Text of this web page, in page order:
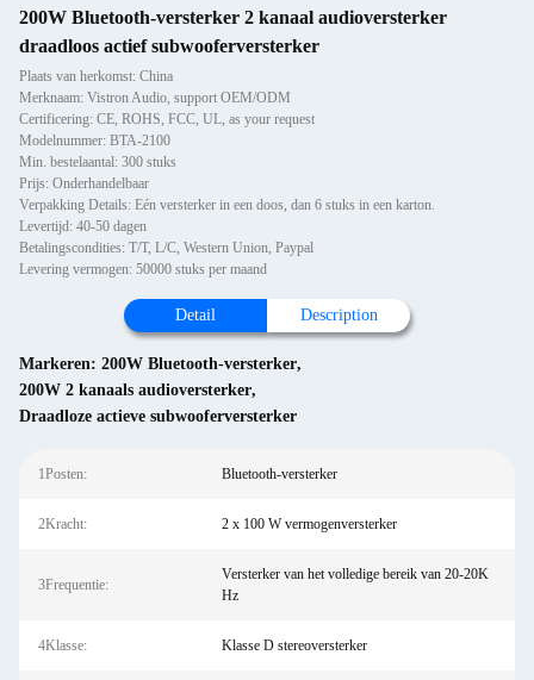
200W Bluetooth-versterker 2 kanaal audioversterker
draadloos actief subwooferversterker
Plaats van herkomst: China
Merknaam: Vistron Audio, support OEM/ODM
Certificering: CE, ROHS, FCC, UL, as your request
Modelnummer: BTA-2100
Min. bestelaantal: 300 stuks
Prijs: Onderhandelbaar
Verpakking Details: Eén versterker in een doos, dan 6 stuks in een karton.
Levertijd: 40-50 dagen
Betalingscondities: T/T, L/C, Western Union, Paypal
Levering vermogen: 50000 stuks per maand
Detail Description
Markeren: 200W Bluetooth-versterker,
200W 2 kanaals audioversterker,
Draadloze actieve subwooferversterker
1Posten: Bluetooth-versterker
2Kracht: 2 x 100 W vermogenversterker
3Frequentie:
Versterker van het volledige bereik van 20-20K
Hz
4Klasse: Klasse D stereoversterker